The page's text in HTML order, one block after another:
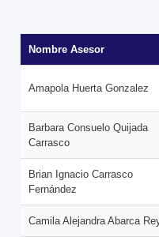
Nombre Asesor
Amapola Huerta Gonzalez
Barbara Consuelo Quijada
Carrasco
Brian Ignacio Carrasco
Fernández
Camila Alejandra Abarca